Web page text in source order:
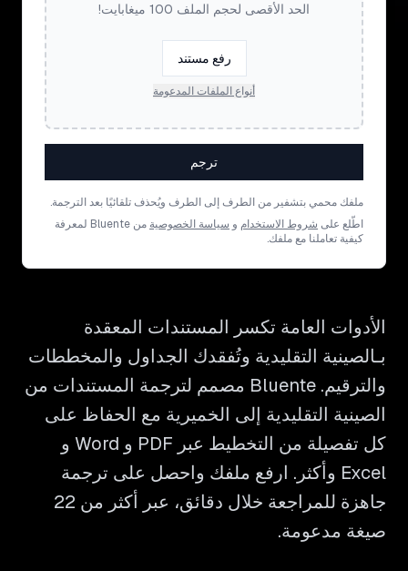
الحد الأقصى لحجم الملف 100 ميغابايت!
رفع مستند
أنواع الملفات المدعومة
ترجم
ملفك محمي بتشفير من الطرف إلى الطرف ويُحذف تلقائيًا بعد الترجمة.
اطّلع على شروط الاستخدام و سياسة الخصوصية
من Bluente لمعرفة
كيفية تعاملنا مع ملفك.
الأدوات العامة تكسر المستندات المعقدة
بـالصينية التقليدية وتُفقدك الجداول والمخططات
والترقيم. Bluente مصمم لترجمة المستندات من
الصينية التقليدية إلى الخميرية مع الحفاظ على
كل تفصيلة من التخطيط عبر PDF و Word و
Excel وأكثر. ارفع ملفك واحصل على ترجمة
جاهزة للمراجعة خلال دقائق، عبر أكثر من 22
صيغة مدعومة.